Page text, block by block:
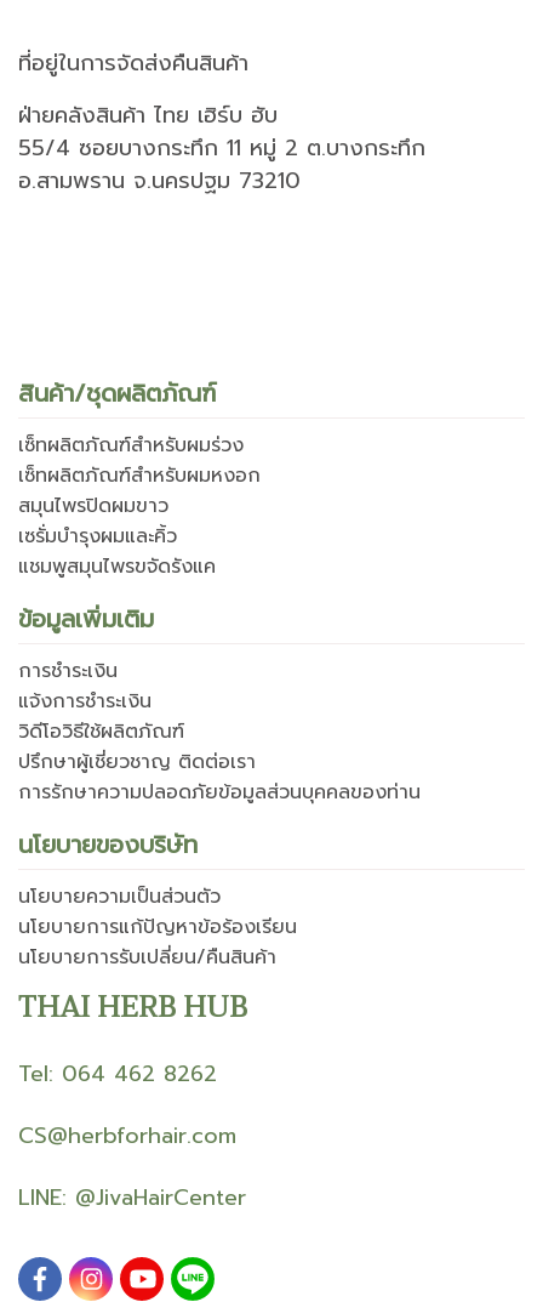
ที่อยู่ในการจัดส่งคืนสินค้า
ฝ่ายคลังสินค้า ไทย เฮิร์บ ฮับ
55/4 ซอยบางกระทึก 11 หมู่ 2 ต.บางกระทึก
อ.สามพราน จ.นครปฐม 73210
สินค้า/ชุดผลิตภัณฑ์
เซ็ทผลิตภัณฑ์สำหรับผมร่วง
เซ็ทผลิตภัณฑ์สำหรับผมหงอก
สมุนไพรปิดผมขาว
เซรั่มบำรุงผมและคิ้ว
แชมพูสมุนไพรขจัดรังแค
ข้อมูลเพิ่มเติม
การชำระเงิน
แจ้งการชำระเงิน
วิดีโอวิธีใช้ผลิตภัณฑ์
ปรึกษาผู้เชี่ยวชาญ ติดต่อเรา
การรักษาความปลอดภัยข้อมูลส่วนบุคคลของท่าน
นโยบายของบริษัท
นโยบายความเป็นส่วนตัว
นโยบายการแก้ปัญหาข้อร้องเรียน
นโยบายการรับเปลี่ยน/คืนสินค้า
THAI HERB HUB
Tel: 064 462 8262
CS@herbforhair.com
LINE: @JivaHairCenter